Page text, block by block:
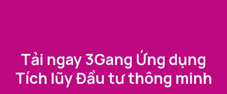
Tải ngay 3Gang Ứng dụng
Tích lũy Đầu tư thông minh